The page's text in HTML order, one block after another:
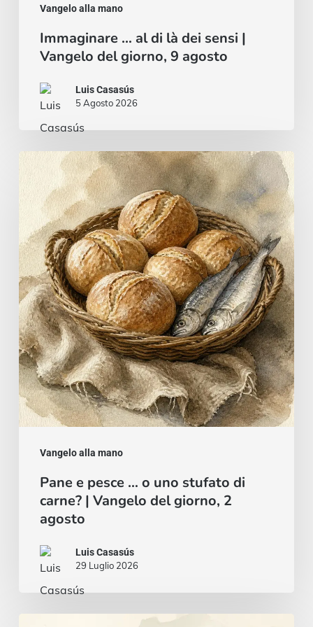
Vangelo alla mano
Immaginare … al di là dei sensi |
Vangelo del giorno, 9 agosto
Luis Casasús
5 Agosto 2026
Vangelo alla mano
Pane
pesce
o
uno
stufato
di
carne?
|
Vangelo
del
giorno,
agostoPane e pesce … o uno stufato di
carne? | Vangelo del giorno, 2
agosto
Luis Casasús
29 Luglio 2026